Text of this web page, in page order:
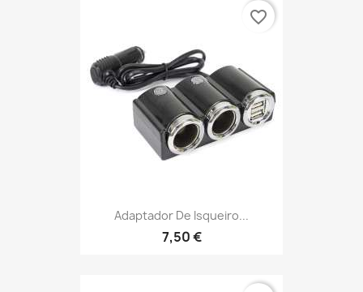
Adaptador De Isqueiro...
7,50 €
favorite_border